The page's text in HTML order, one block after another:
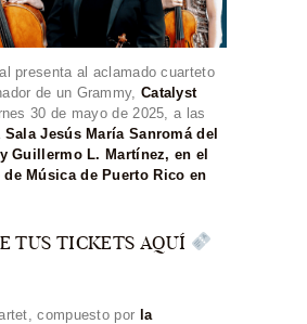
presenta al aclamado cuarteto
de un Grammy, Catalyst
30 de mayo de 2025, a las
Sala Jesús María Sanromá del
Guillermo L. Martínez, en el
Música de Puerto Rico en
TUS TICKETS AQUÍ
compuesto por la